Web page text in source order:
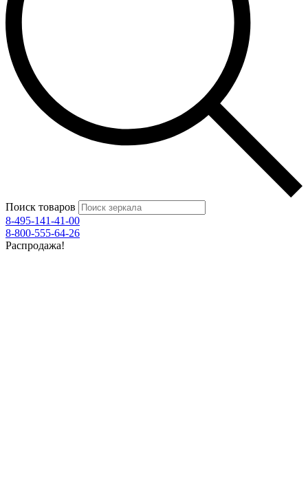
Поиск товаров
8-495-141-41-00
8-800-555-64-26
Распродажа!